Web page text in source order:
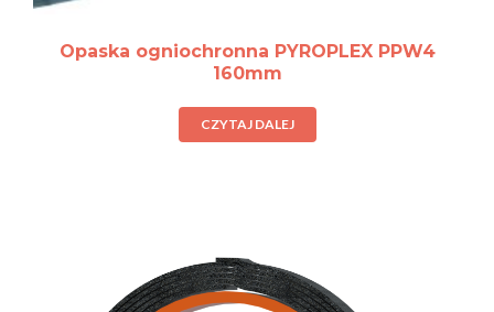
Opaska ogniochronna PYROPLEX PPW4
160mm
CZYTAJ DALEJ